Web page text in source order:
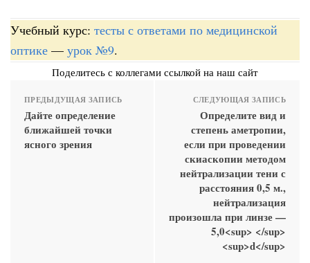
Учебный курс: тесты с ответами по медицинской
оптике — урок №9.
Поделитесь с коллегами ссылкой на наш сайт
ПРЕДЫДУЩАЯ ЗАПИСЬ
Дайте определение
ближайшей точки
ясного зрения
СЛЕДУЮЩАЯ ЗАПИСЬ
Определите вид и
степень аметропии,
если при проведении
скиаскопии методом
нейтрализации тени с
расстояния 0,5 м.,
нейтрализация
произошла при линзе —
5,0<sup> </sup>
<sup>d</sup>